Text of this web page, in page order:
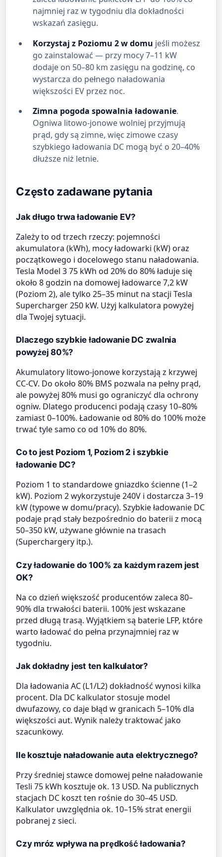
najmniej raz w tygodniu dla dokładności
wskazań zasięgu.
Korzystaj z Poziomu 2 w domu jeśli możesz
go zainstalować — przy mocy 7–11 kW
dodaje on 50–80 km zasięgu na godzinę, co
wystarcza do pełnego naładowania
większości EV przez noc.
Zimna pogoda spowalnia ładowanie.
Ogniwa litowo-jonowe wolniej przyjmują
prąd, gdy są zimne, więc zimowe czasy
szybkiego ładowania DC mogą być o 20–40%
dłuższe niż letnie.
Często zadawane pytania
Jak długo trwa ładowanie EV?
Zależy to od trzech rzeczy: pojemności
akumulatora (kWh), mocy ładowarki (kW) oraz
początkowego i docelowego stanu naładowania.
Tesla Model 3 75 kWh od 20% do 80% ładuje się
około 8 godzin na domowej ładowarce 7,2 kW
(Poziom 2), ale tylko 25–35 minut na stacji Tesla
Supercharger 250 kW. Użyj kalkulatora powyżej
dla Twojej sytuacji.
Dlaczego szybkie ładowanie DC zwalnia
powyżej 80%?
Akumulatory litowo-jonowe korzystają z krzywej
CC-CV. Do około 80% BMS pozwala na pełny prąd,
ale powyżej 80% musi go ograniczyć dla ochrony
ogniw. Dlatego producenci podają czasy 10–80%
zamiast 0–100%. Ładowanie od 80% do 100% może
trwać tyle samo co od 10% do 80%.
Co to jest Poziom 1, Poziom 2 i szybkie
ładowanie DC?
Poziom 1 to standardowe gniazdko ścienne (1–2
kW). Poziom 2 wykorzystuje 240V i dostarcza 3–19
kW (typowe w domu/pracy). Szybkie ładowanie DC
podaje prąd stały bezpośrednio do baterii z mocą
50–350 kW, używane głównie na trasach
(Superchargery itp.).
Czy ładowanie do 100% za każdym razem jest
OK?
Na co dzień większość producentów zaleca 80–
90% dla trwałości baterii. 100% jest wskazane
przed długą trasą. Wyjątkiem są baterie LFP, które
warto ładować do pełna przynajmniej raz w
tygodniu.
Jak dokładny jest ten kalkulator?
Dla ładowania AC (L1/L2) dokładność wynosi kilka
procent. Dla DC kalkulator stosuje model
dwufazowy, co daje błąd w granicach 5–10% dla
większości aut. Wynik należy traktować jako
szacunkowy.
Ile kosztuje naładowanie auta elektrycznego?
Przy średniej stawce domowej pełne naładowanie
Tesli 75 kWh kosztuje ok. 13 USD. Na publicznych
stacjach DC koszt ten rośnie do 30–45 USD.
Kalkulator uwzględnia ok. 10–15% strat energii
pobranej z sieci.
Czy mróz wpływa na prędkość ładowania?